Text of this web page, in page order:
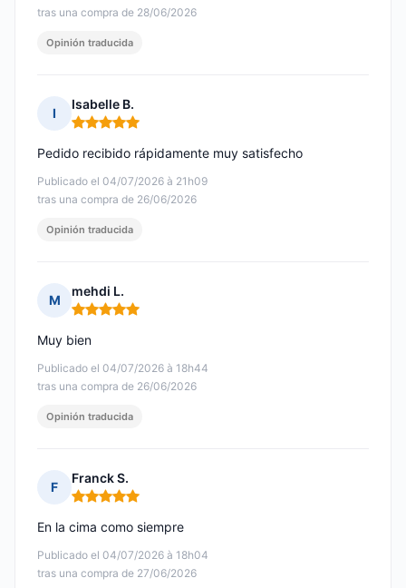
tras una compra de 28/06/2026
Opinión traducida
I
Isabelle B.
Nota: 5 de 5
Publicado el 04/07/2026 à 21h09
tras una compra de 26/06/2026
Pedido recibido rápidamente muy satisfecho
Opinión traducida
M
mehdi L.
Nota: 5 de 5
Publicado el 04/07/2026 à 18h44
tras una compra de 26/06/2026
Muy bien
Opinión traducida
F
Franck S.
Nota: 5 de 5
Publicado el 04/07/2026 à 18h04
tras una compra de 27/06/2026
En la cima como siempre